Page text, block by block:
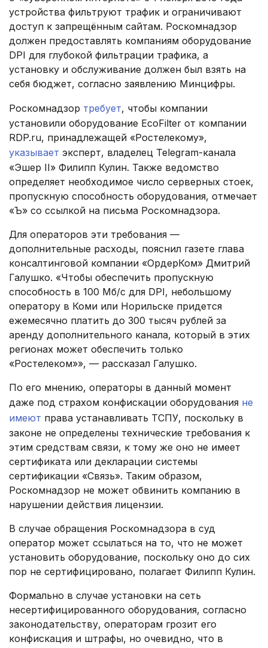
устройства фильтруют трафик и ограничивают
доступ к запрещённым сайтам. Роскомнадзор
должен предоставлять компаниям оборудование
DPI для глубокой фильтрации трафика, а
установку и обслуживание должен был взять на
себя бюджет, согласно заявлению Минцифры.
Роскомнадзор требует, чтобы компании
установили оборудование EcoFilter от компании
RDP.ru, принадлежащей «Ростелекому»,
указывает эксперт, владелец Telegram-канала
«Эшер II» Филипп Кулин. Также ведомство
определяет необходимое число серверных стоек,
пропускную способность оборудования, отмечает
«Ъ» со ссылкой на письма Роскомнадзора.
Для операторов эти требования —
дополнительные расходы, пояснил газете глава
консалтинговой компании «ОрдерКом» Дмитрий
Галушко. «Чтобы обеспечить пропускную
способность в 100 Мб/с для DPI, небольшому
оператору в Коми или Норильске придется
ежемесячно платить до 300 тысяч рублей за
аренду дополнительного канала, который в этих
регионах может обеспечить только
«Ростелеком»», — рассказал Галушко.
По его мнению, операторы в данный момент
даже под страхом конфискации оборудования не
имеют права устанавливать ТСПУ, поскольку в
законе не определены технические требования к
этим средствам связи, к тому же оно не имеет
сертификата или декларации системы
сертификации «Связь». Таким образом,
Роскомнадзор не может обвинить компанию в
нарушении действия лицензии.
В случае обращения Роскомнадзора в суд
оператор может ссылаться на то, что не может
установить оборудование, поскольку оно до сих
пор не сертифицировано, полагает Филипп Кулин.
Формально в случае установки на сеть
несертифицированного оборудования, согласно
законодательству, операторам грозит его
конфискация и штрафы, но очевидно, что в